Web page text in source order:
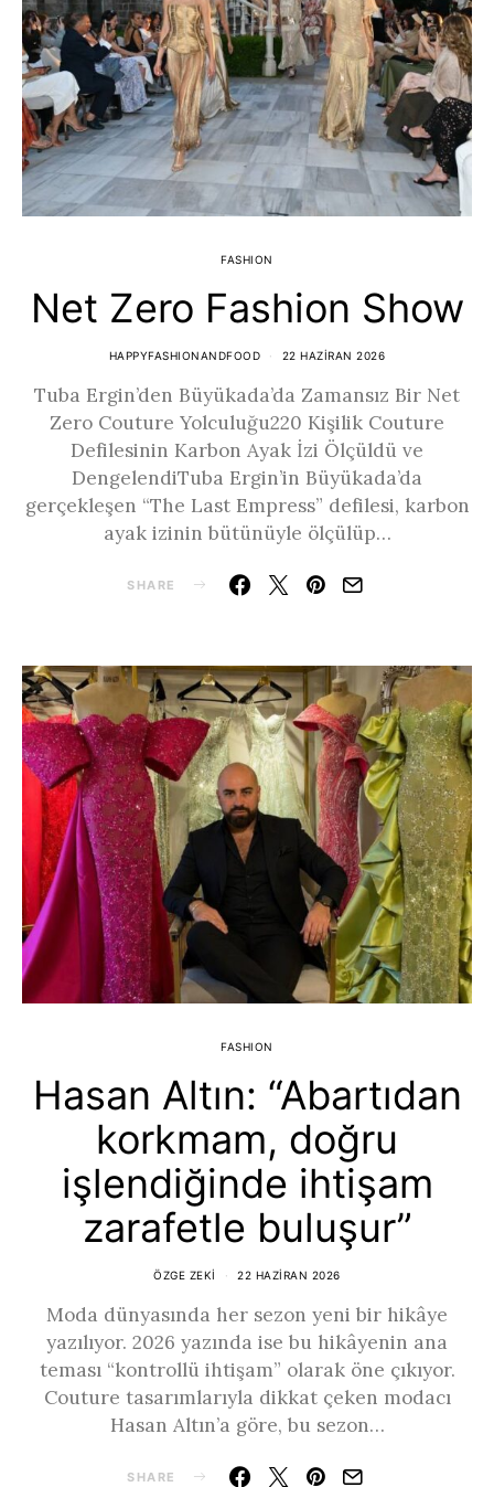
FASHION
Net Zero Fashion Show
HAPPYFASHIONANDFOOD 22 HAZIRAN 2026
Tuba Ergin’den Büyükada’da Zamansız Bir Net
Zero Couture Yolculuğu220 Kişilik Couture
Defilesinin Karbon Ayak İzi Ölçüldü ve
DengelendiTuba Ergin’in Büyükada’da
gerçekleşen “The Last Empress” defilesi, karbon
ayak izinin bütünüyle ölçülüp…
SHARE
FASHION
Hasan Altın: “Abartıdan
korkmam, doğru
işlendiğinde ihtişam
zarafetle buluşur”
ÖZGE ZEKI 22 HAZIRAN 2026
Moda dünyasında her sezon yeni bir hikâye
yazılıyor. 2026 yazında ise bu hikâyenin ana
teması “kontrollü ihtişam” olarak öne çıkıyor.
Couture tasarımlarıyla dikkat çeken modacı
Hasan Altın’a göre, bu sezon…
SHARE